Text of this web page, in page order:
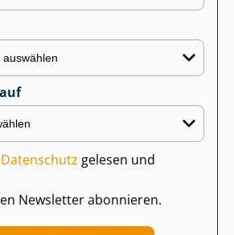
Datenschutz gelesen und
Newsletter abonnieren.